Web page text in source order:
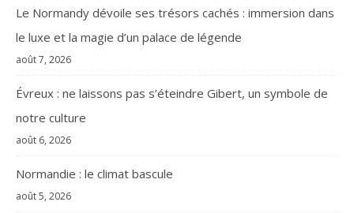
Le Normandy dévoile ses trésors cachés : immersion dans
le luxe et la magie d’un palace de légende
août 7, 2026
Évreux : ne laissons pas s’éteindre Gibert, un symbole de
notre culture
août 6, 2026
Normandie : le climat bascule
août 5, 2026